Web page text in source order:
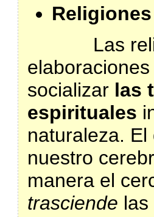
Religiones
Las
socializar las
espirituales
naturaleza.
nuestro
manera el
trasciende